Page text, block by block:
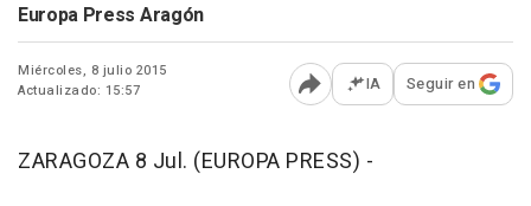
Europa Press Aragón
Miércoles, 8 julio 2015
Actualizado: 15:57
Abrir opciones para
IA Seguir en
ZARAGOZA 8 Jul. (EUROPA PRESS) -